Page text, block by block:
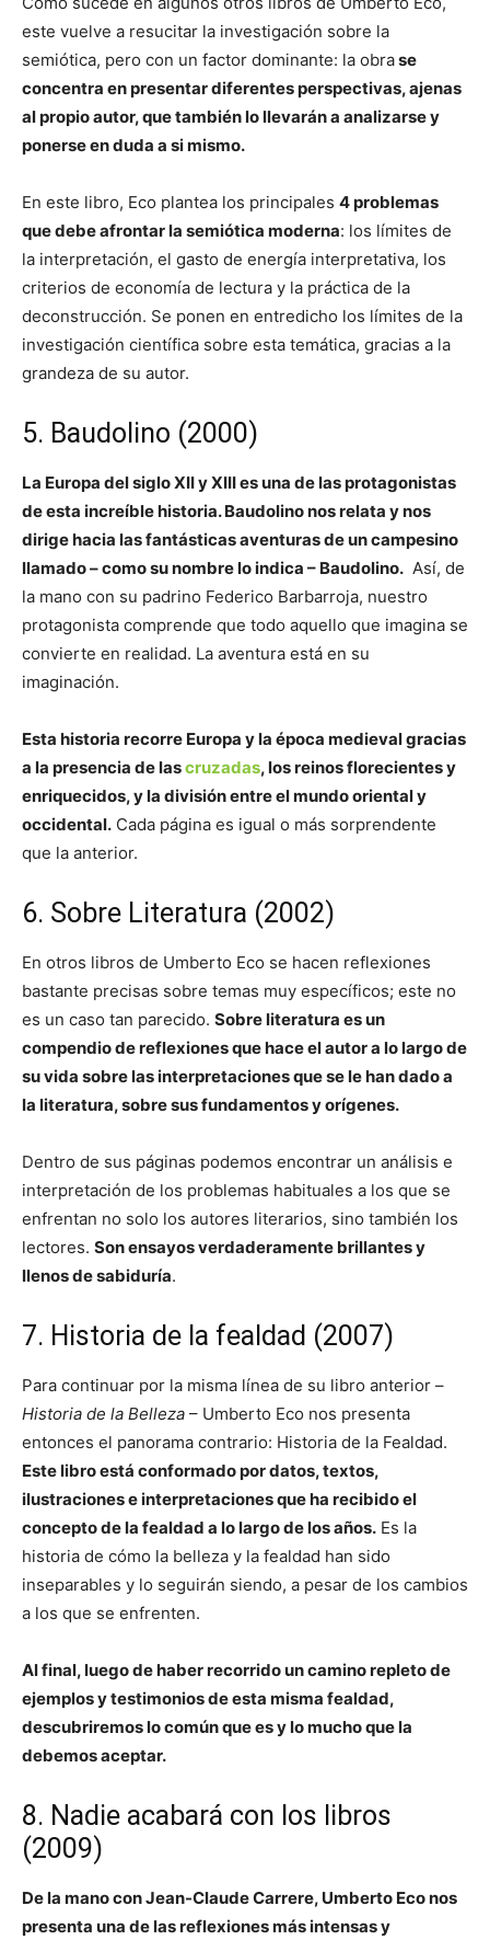
este vuelve a resucitar la investigación sobre la
semiótica, pero con un factor dominante: la obrase
concentra en presentar diferentes perspectivas, ajenas
al propio autor, que también lo llevarán a analizarse y
ponerse en duda a si mismo.
En este libro, Eco plantea los principales 4 problemas
que debe afrontar la semiótica moderna: los límites de
la interpretación, el gasto de energía interpretativa, los
criterios de economía de lectura y la práctica de la
deconstrucción. Se ponen en entredicho los límites de la
investigación científica sobre esta temática, gracias a la
grandeza de su autor.
5. Baudolino (2000)
La Europa del siglo XII y XIII es una de las protagonistas
de esta increíble historia. Baudolino nos relata y nos
dirige hacia las fantásticas aventuras de un campesino
llamado – como su nombre lo indica – Baudolino. Así, de
la mano con su padrino Federico Barbarroja, nuestro
protagonista comprende que todo aquello que imagina se
convierte en realidad. La aventura está en su
imaginación.
Esta historia recorre Europa y la época medieval gracias
a la presencia de lascruzadas, los reinos florecientes y
enriquecidos, y la división entre el mundo oriental y
occidental. Cada página es igual o más sorprendente
que la anterior.
6. Sobre Literatura (2002)
En otros libros de Umberto Eco se hacen reflexiones
bastante precisas sobre temas muy específicos; este no
es un caso tan parecido. Sobre literatura es un
compendio de reflexiones que hace el autor a lo largo de
su vida sobre las interpretaciones que se le han dado a
la literatura, sobre sus fundamentos y orígenes.
Dentro de sus páginas podemos encontrar un análisis e
interpretación de los problemas habituales a los que se
enfrentan no solo los autores literarios, sino también los
lectores. Son ensayos verdaderamente brillantes y
llenos de sabiduría.
7. Historia de la fealdad (2007)
Para continuar por la misma línea de su libro anterior –
Historia de la Belleza – Umberto Eco nos presenta
entonces el panorama contrario: Historia de la Fealdad.
Este libro está conformado por datos, textos,
ilustraciones e interpretaciones que ha recibido el
concepto de la fealdad a lo largo de los años. Es la
historia de cómo la belleza y la fealdad han sido
inseparables y lo seguirán siendo, a pesar de los cambios
a los que se enfrenten.
Al final, luego de haber recorrido un camino repleto de
ejemplos y testimonios de esta misma fealdad,
descubriremos lo común que es y lo mucho que la
debemos aceptar.
8. Nadie acabará con los libros
(2009)
De la mano con Jean-Claude Carrere, Umberto Eco nos
presenta una de las reflexiones más intensas y